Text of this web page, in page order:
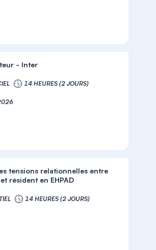
- Inter
14 HEURES (2 JOURS)
tensions relationnelles entre
résident en EHPAD
14 HEURES (2 JOURS)